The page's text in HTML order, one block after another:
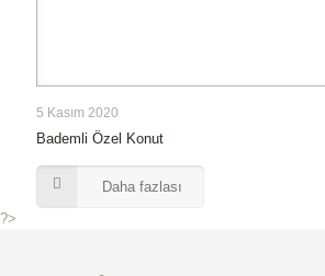
5 Kasım 2020
Bademli Özel Konut
Daha fazlası
?>